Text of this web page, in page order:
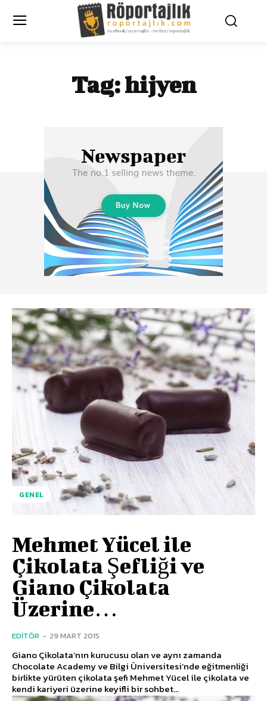
Tag:hijyen
GENEL
Mehmet Yücel ile
Çikolata Şefliği ve
Giano Çikolata
Üzerine…
EDITÖR - 29 MART 2015
Giano Çikolata’nın kurucusu olan ve aynı zamanda
Chocolate Academy ve Bilgi Üniversitesi’nde eğitmenliği
birlikte yürüten çikolata şefi Mehmet Yücel ile çikolata ve
kendi kariyeri üzerine keyifli bir sohbet...